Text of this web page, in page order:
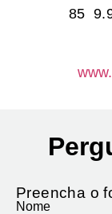
85
Preencha o
Nome